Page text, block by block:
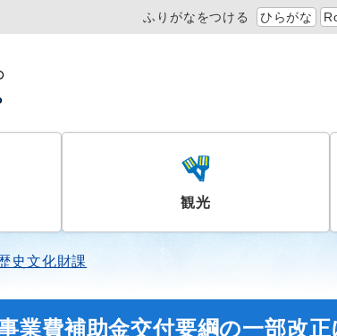
ふりがなをつける ひらがな
観光
史文化財課
業費補助金交付要綱の一部改